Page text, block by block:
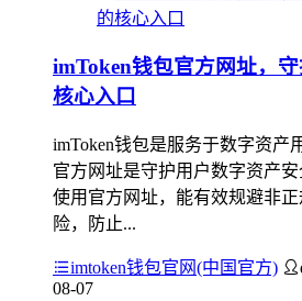
imToken钱包官方网址，
核心入口
imToken钱包是服务于数字资产
官方网址是守护用户数字资产
使用官方网址，能有效规避非
险，防止...
imtoken钱包官网(中国官方)
08-07